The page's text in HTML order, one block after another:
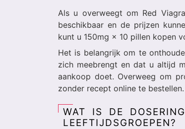
Als u overweegt om Red
beschikbaar en de prijzen
kunt u 150mg × 10 pillen kopen
Het is belangrijk om te
zich meebrengt en dat u altijd
aankoop doet. Overweeg om
zonder recept online te bestellen.
WAT IS DE
LEEFTIJDSGROEPEN?